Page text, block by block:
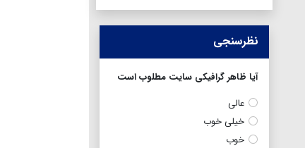
نظرسنجی
آیا ظاهر گرافیکی سایت مطلوب است
عالی
خیلی خوب
خوب